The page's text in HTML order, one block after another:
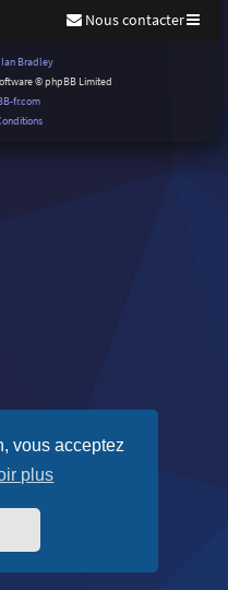
vous acceptez
plus
Nous contacter
Ian Bradley
© phpBB Limited
fr.com